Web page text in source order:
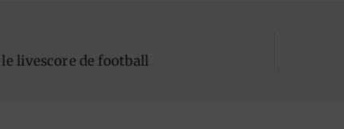
livescore de football